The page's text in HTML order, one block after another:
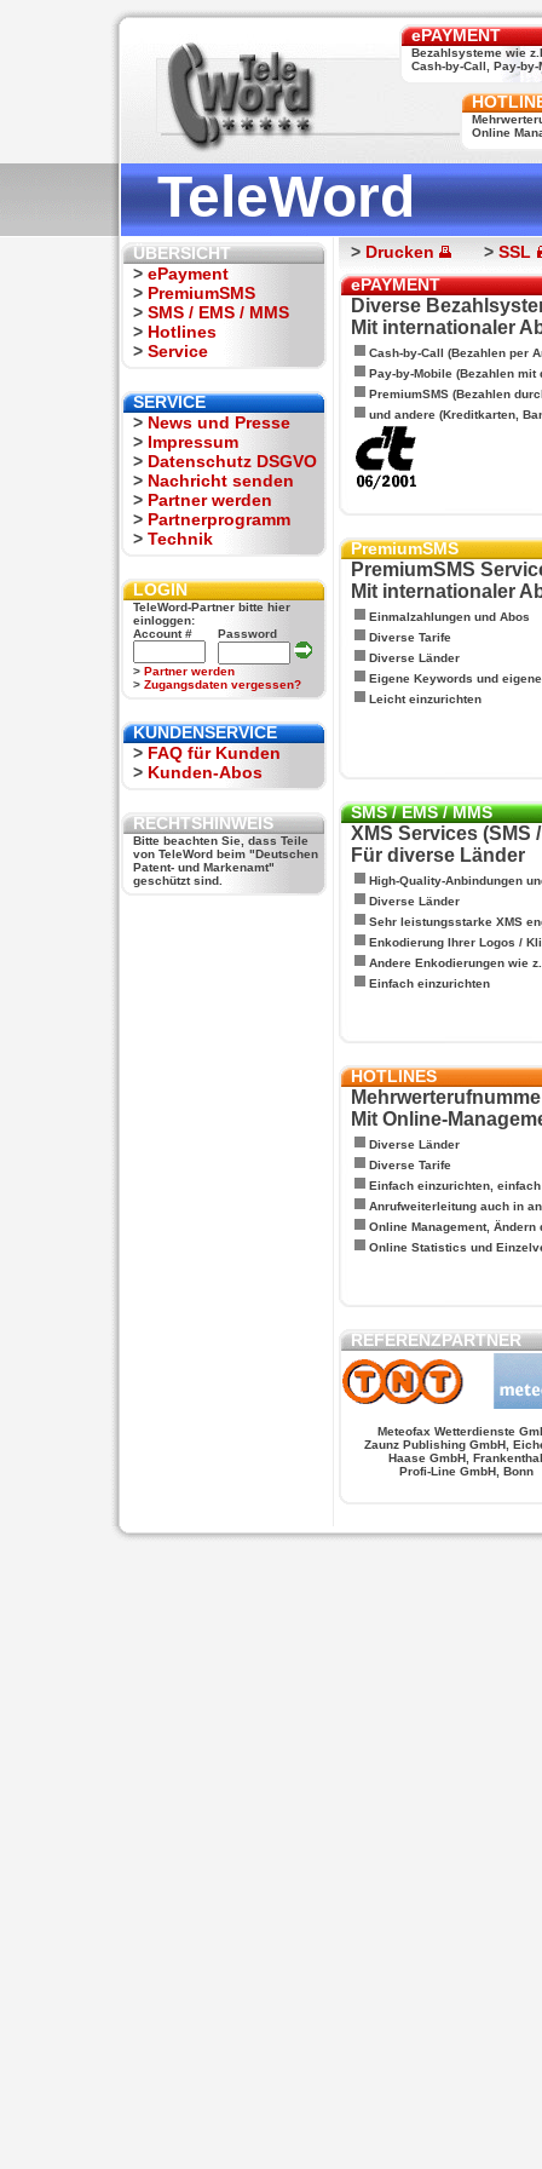
ePAYMENT
Bezahlsysteme wie
Cash-by-Call, Pay-by-
Online
TeleWord
ÜBERSICHT
> ePayment
> PremiumSMS
> SMS / EMS / MMS
> Hotlines
> Service
SERVICE
> News und Presse
> Impressum
> Datenschutz DSGVO
> Nachricht senden
> Partner werden
> Partnerprogramm
> Technik
LOGIN
TeleWord-Partner bitte hier
einloggen:
Account #
Password
> Partner werden
> Zugangsdaten vergessen?
KUNDENSERVICE
> FAQ für Kunden
> Kunden-Abos
RECHTSHINWEIS
Bitte beachten Sie, dass Teile
von TeleWord beim "Deutschen
Patent- und Markenamt"
geschützt sind.
> Drucken > SSL
ePAYMENT
Diverse
Mit internationaler
Cash-by-Call (Bezahlen per
Pay-by-Mobile (Bezahlen mit
PremiumSMS (Bezahlen
und andere (Kreditkarten,
PremiumSMS
PremiumSMS
Mit internationaler
Einmalzahlungen und Abos
Diverse Tarife
Diverse Länder
Eigene Keywords und
Leicht einzurichten
SMS / EMS / MMS
XMS Services (SMS
Für diverse Länder
High-Quality-Anbindungen
Diverse Länder
Sehr leistungsstarke XMS
Enkodierung Ihrer Logos /
Andere Enkodierungen wie
Einfach einzurichten
HOTLINES
Mit Online-
Diverse Länder
Diverse Tarife
Einfach einzurichten,
Anrufweiterleitung auch in
Online Management, Ändern
Online Statistics und
REFERENZPARTNER
Meteofax Wetterdienste
Zaunz Publishing GmbH,
Haase GmbH, Frankenthal
Profi-Line GmbH, Bonn